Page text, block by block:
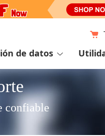
de datos
confiable